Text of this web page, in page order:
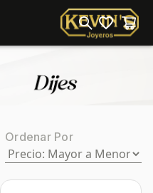
Ordenar Por